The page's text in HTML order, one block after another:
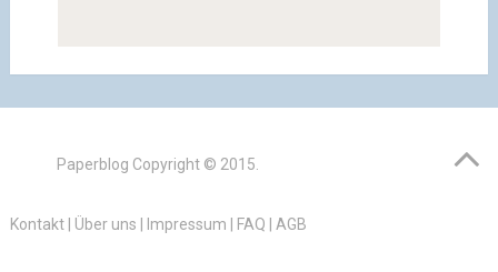
Paperblog Copyright © 2015.
Kontakt| Über uns Impressum FAQ AGB